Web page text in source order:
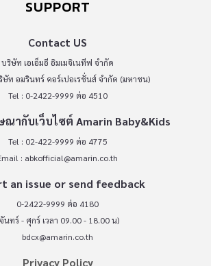
SUPPORT
Contact US
บริษัท เอเอ็มอี อิมเมจิเนทีฟ จำกัด
ษัท อมรินทร์ คอร์เปอเรชั่นส์ จำกัด (มหาชน)
Tel : 0-2422-9999 ต่อ 4510
ณากับเว็บไซต์ Amarin Baby&Kids
Tel : 02-422-9999 ต่อ 4775
: abkofficial@amarin.co.th
an issue or send feedback
0-2422-9999 ต่อ 4180
นทร์ - ศุกร์ เวลา 09.00 - 18.00 น)
bdcx@amarin.co.th
Privacy Policy